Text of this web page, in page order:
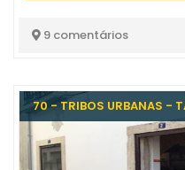
9 comentários
70 - TRIBOS URBANAS -